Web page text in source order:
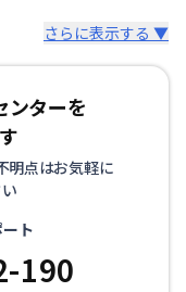
さらに表示する ▼
ンターを
明点はお気軽に
ト
190